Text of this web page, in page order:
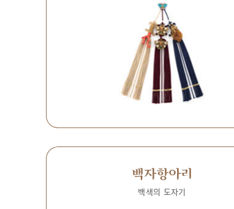
백자항아리
백색의 도자기